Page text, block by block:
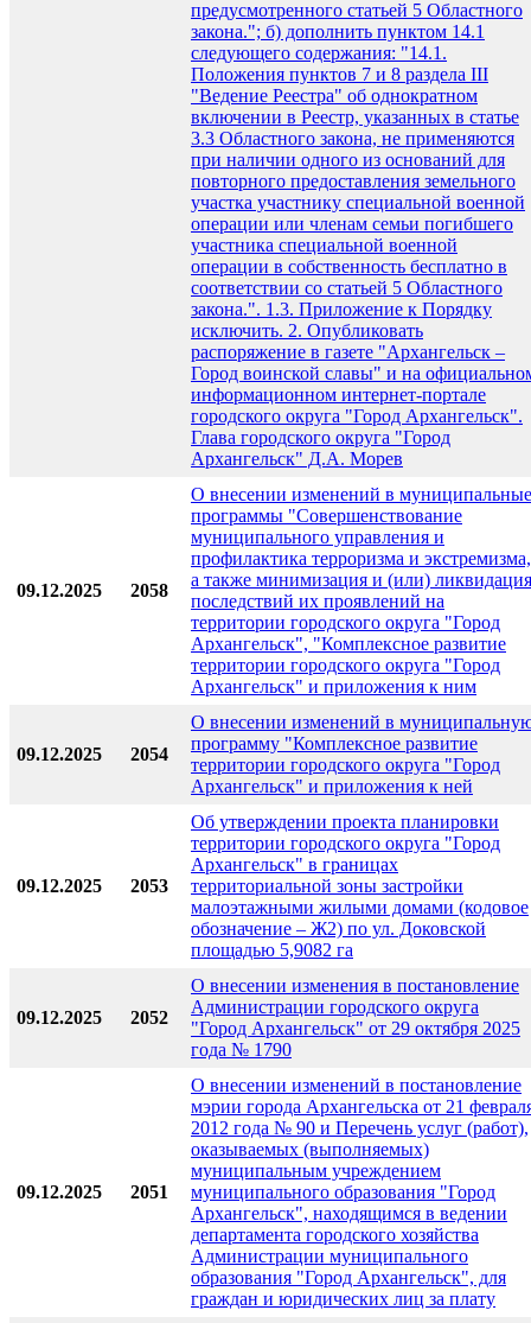
предусмотренного статьей 5 Областного
закона."; б) дополнить пунктом 14.1
следующего содержания: "14.1.
Положения пунктов 7 и 8 раздела III
"Ведение Реестра" об однократном
включении в Реестр, указанных в статье
3.3 Областного закона, не применяются
при наличии одного из оснований для
повторного предоставления земельного
участка участнику специальной военной
операции или членам семьи погибшего
участника специальной военной
операции в собственность бесплатно в
соответствии со статьей 5 Областного
закона.". 1.3. Приложение к Порядку
исключить. 2. Опубликовать
распоряжение в газете "Архангельск –
Город воинской славы" и на
информационном интернет-портале
городского округа "Город Архангельск".
Глава городского округа "Город
Архангельск" Д.А. Морев
09.12.2025 2058
О внесении изменений в муниципальные
программы "Совершенствование
муниципального управления и
профилактика терроризма и экстремизма,
а также минимизация и (или) ликвидация
последствий их проявлений на
территории городского округа "Город
Архангельск", "Комплексное развитие
территории городского округа "Город
Архангельск" и приложения к ним
09.12.2025 2054
О внесении изменений в
программу "Комплексное развитие
территории городского округа "Город
Архангельск" и приложения к ней
09.12.2025 2053
Об утверждении проекта планировки
территории городского округа "Город
Архангельск" в границах
территориальной зоны застройки
малоэтажными жилыми домами (кодовое
обозначение – Ж2) по ул. Доковской
площадью 5,9082 га
09.12.2025 2052
О внесении изменения в постановление
Администрации городского округа
"Город Архангельск" от 29 октября 2025
года № 1790
09.12.2025 2051
О внесении изменений в постановление
мэрии города Архангельска от 21
2012 года № 90 и Перечень услуг (работ),
оказываемых (выполняемых)
муниципальным учреждением
муниципального образования "Город
Архангельск", находящимся в ведении
департамента городского хозяйства
Администрации муниципального
образования "Город Архангельск", для
граждан и юридических лиц за плату